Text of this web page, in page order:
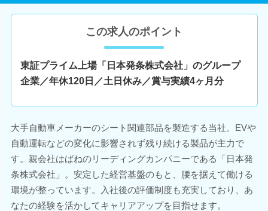
この求人のポイント
東証プライム上場「日本発条株式会社」のグループ
企業／年休120日／土日休み／賞与実績4ヶ月分
大手自動車メーカーのシート関連部品を製造する当社。EVや
自動運転などの変化に影響されず残り続ける製品が主力で
す。親会社はばねのリーディングカンパニーである「日本発
条株式会社」。安定した経営基盤のもと、腰を据えて働ける
環境が整っています。入社後の評価制度も充実しており、あ
なたの経験を活かしてキャリアアップを目指せます。